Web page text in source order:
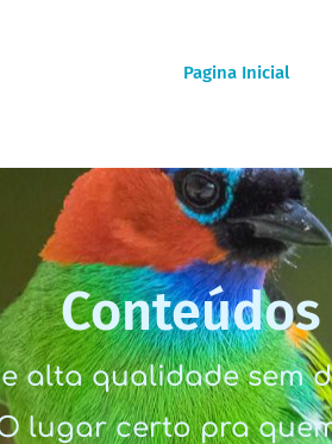
Pagina Inicial
alta qualidade sem
lugar certo pra